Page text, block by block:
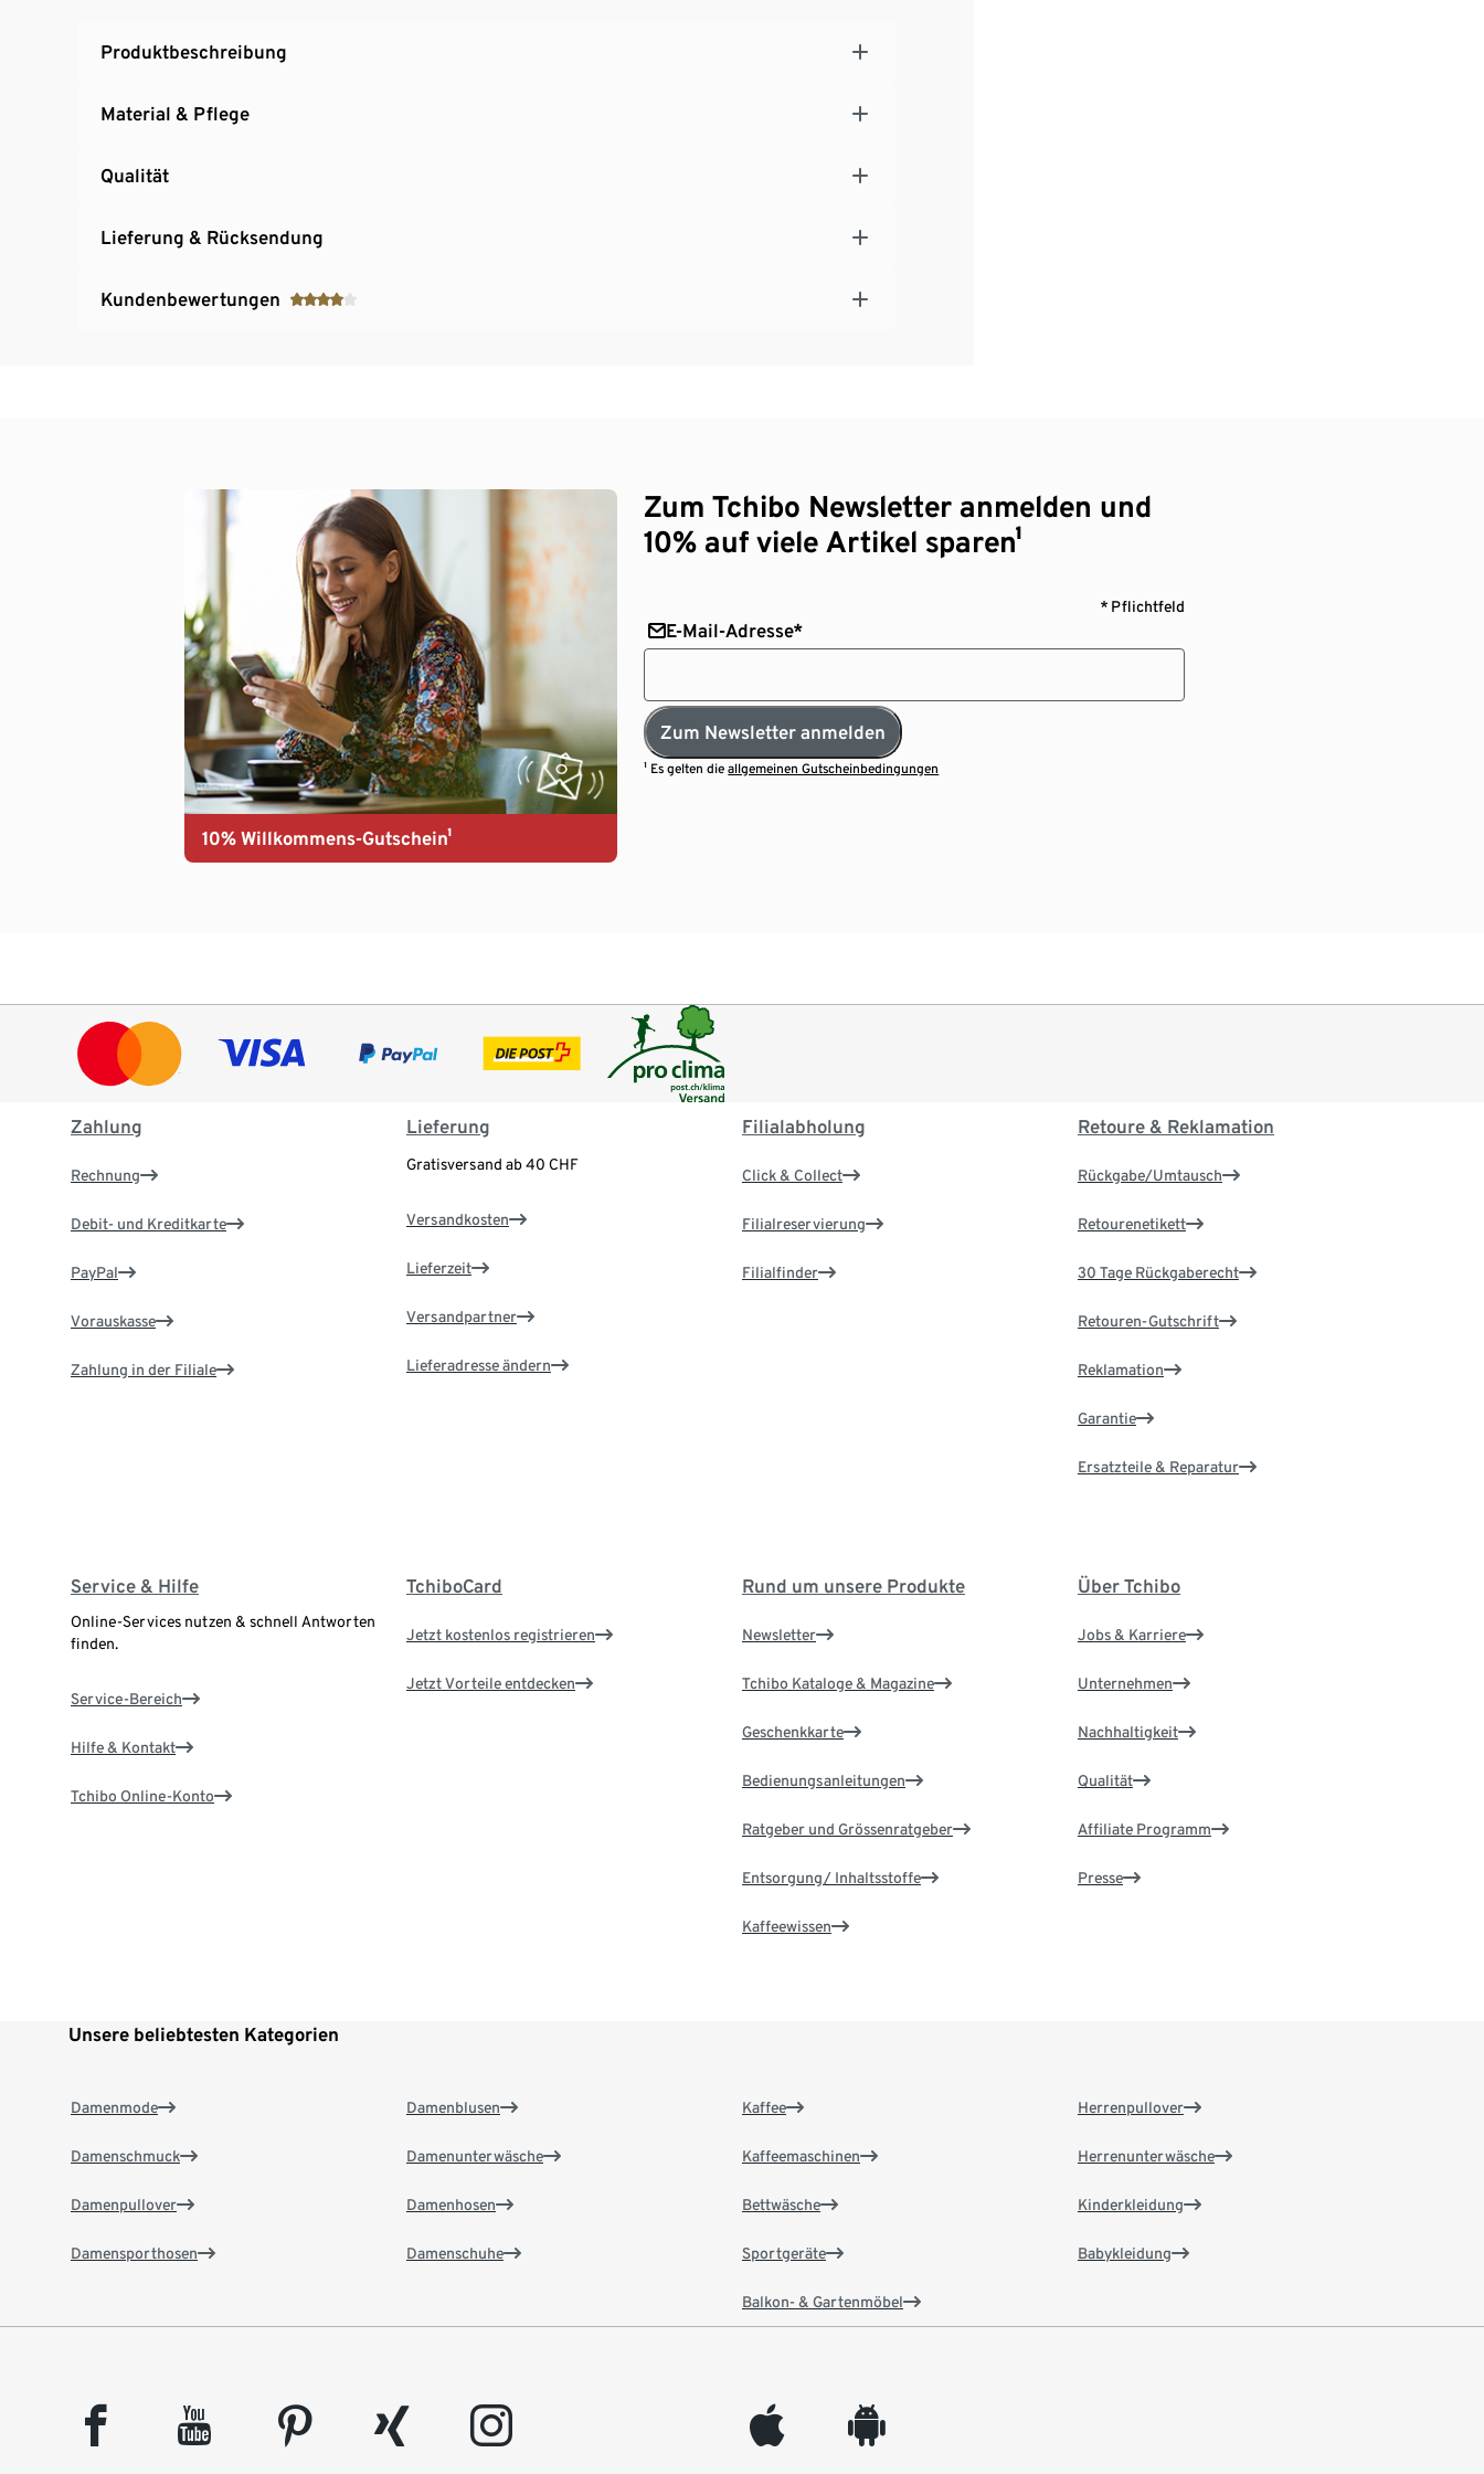
Produktbeschreibung
Material & Pflege
Qualität
Lieferung & Rücksendung
Kundenbewertungen
10% Willkommens-Gutschein¹
Zum Tchibo Newsletter anmelden und
10% auf viele Artikel sparen¹
* Pflichtfeld
E-Mail-Adresse*
Zum Newsletter anmelden
¹ Es gelten dieallgemeinen Gutscheinbedingungen
Zahlung
Rechnung
Debit- und Kreditkarte
PayPal
Vorauskasse
Zahlung in der Filiale
Lieferung
Gratisversand ab 40 CHF
Versandkosten
Lieferzeit
Versandpartner
Lieferadresse ändern
Filialabholung
Click & Collect
Filialreservierung
Filialfinder
Retoure & Reklamation
Rückgabe/Umtausch
Retourenetikett
30 Tage Rückgaberecht
Retouren-Gutschrift
Reklamation
Garantie
Ersatzteile & Reparatur
Service & Hilfe
Online-Services nutzen & schnell Antworten
finden.
Service-Bereich
Hilfe & Kontakt
Tchibo Online-Konto
TchiboCard
Jetzt kostenlos registrieren
Jetzt Vorteile entdecken
Rund um unsere Produkte
Newsletter
Tchibo Kataloge & Magazine
Geschenkkarte
Bedienungsanleitungen
Ratgeber und Grössenratgeber
Entsorgung/ Inhaltsstoffe
Kaffeewissen
Über Tchibo
Jobs & Karriere
Unternehmen
Nachhaltigkeit
Qualität
Affiliate Programm
Presse
Unsere beliebtesten Kategorien
Damenmode
Damenschmuck
Damenpullover
Damensporthosen
Damenblusen
Damenunterwäsche
Damenhosen
Damenschuhe
Kaffee
Kaffeemaschinen
Bettwäsche
Sportgeräte
Balkon- & Gartenmöbel
Herrenpullover
Herrenunterwäsche
Kinderkleidung
Babykleidung
facebook youtube pinterest xing instagram appleinc android